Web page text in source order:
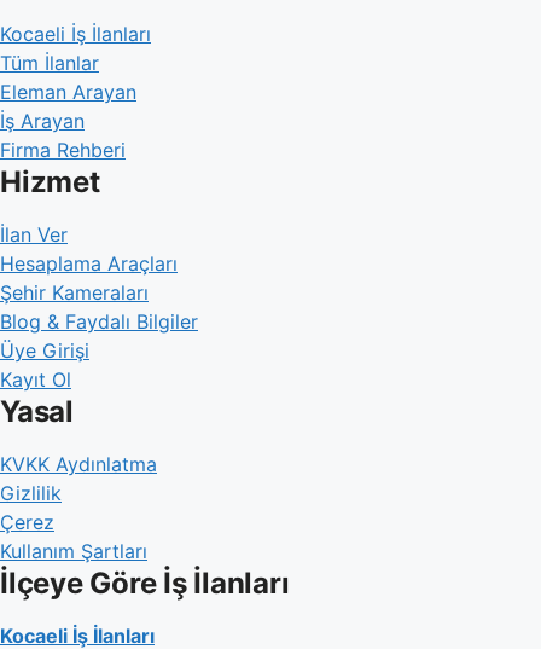
Kocaeli İş İlanları
Tüm İlanlar
Eleman Arayan
İş Arayan
Firma Rehberi
Hizmet
İlan Ver
Hesaplama Araçları
Şehir Kameraları
Blog & Faydalı Bilgiler
Üye Girişi
Kayıt Ol
Yasal
KVKK Aydınlatma
Gizlilik
Çerez
Kullanım Şartları
İlçeye Göre İş İlanları
Kocaeli İş İlanları